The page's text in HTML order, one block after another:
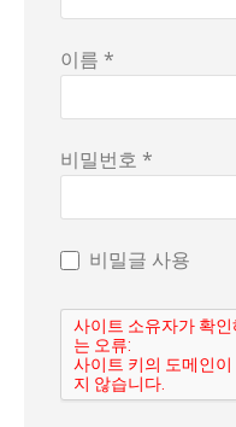
이름 *
비밀번호 *
비밀글 사용